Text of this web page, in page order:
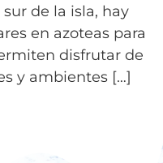
de la isla, hay
en azoteas para
disfrutar de
y ambientes […]